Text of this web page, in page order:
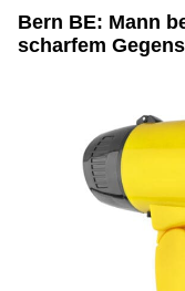
Bern BE: Mann
scharfem